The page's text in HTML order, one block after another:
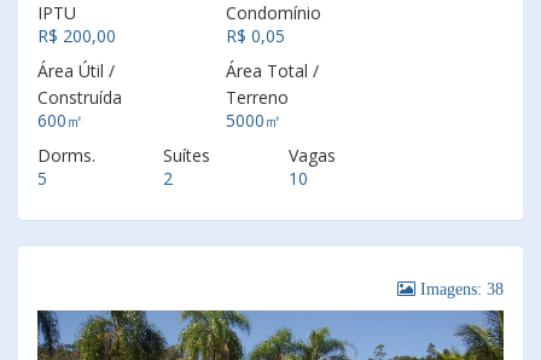
IPTU
R$ 200,00
Condomínio
R$ 0,05
Área Útil /
Construída
600㎡
Área Total /
Terreno
5000㎡
Dorms.
5
Suítes
2
Vagas
10
Imagens: 38